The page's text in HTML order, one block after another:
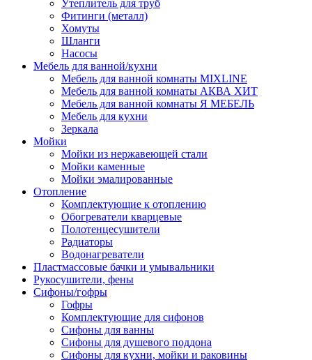
Утеплитель для труб
Фитинги (металл)
Хомуты
Шланги
Насосы
Мебель для ванной/кухни
Мебель для ванной комнаты MIXLINE
Мебель для ванной комнаты АКВА ХИТ
Мебель для ванной комнаты Я МЕБЕЛЬ
Мебель для кухни
Зеркала
Мойки
Мойки из нержавеющей стали
Мойки каменные
Мойки эмалированные
Отопление
Комплектующие к отоплению
Обогреватели кварцевые
Полотенцесушители
Радиаторы
Водонагреватели
Пластмассовые бачки и умывальники
Рукосушители, фены
Сифоны/гофры
Гофры
Комплектующие для сифонов
Сифоны для ванны
Сифоны для душевого поддона
Сифоны для кухни, мойки и раковины